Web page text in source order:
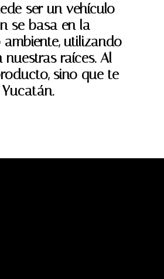
ser un vehículo
se basa en la
utilizando
raíces. Al
sino que te